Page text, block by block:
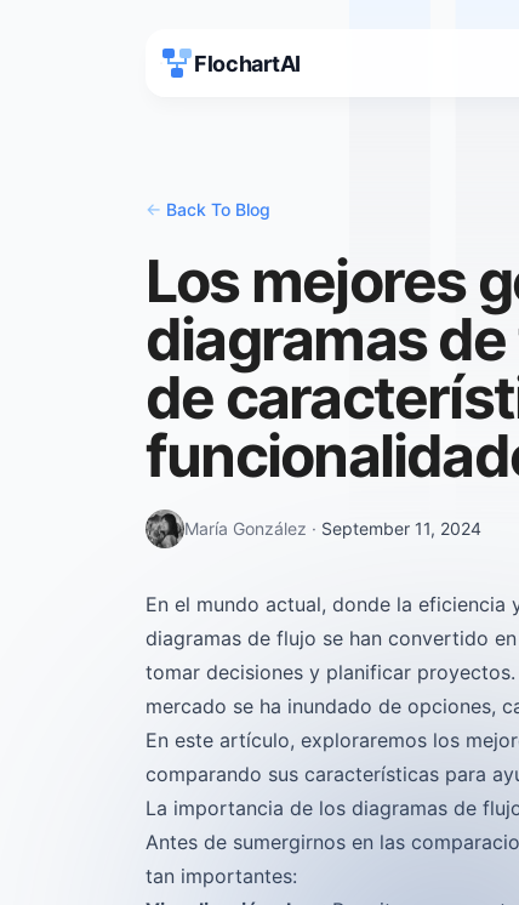
FlochartAI
<- Back To Blog
Los mejores
diagramas
de
María González · September 11, 2024
En el mundo actual, donde la
diagramas de flujo se han convertido
tomar decisiones y planificar
mercado se ha inundado de opciones,
En este artículo, exploraremos los
comparando sus características para
La importancia de los diagramas de
Antes de sumergirnos en las
tan importantes: